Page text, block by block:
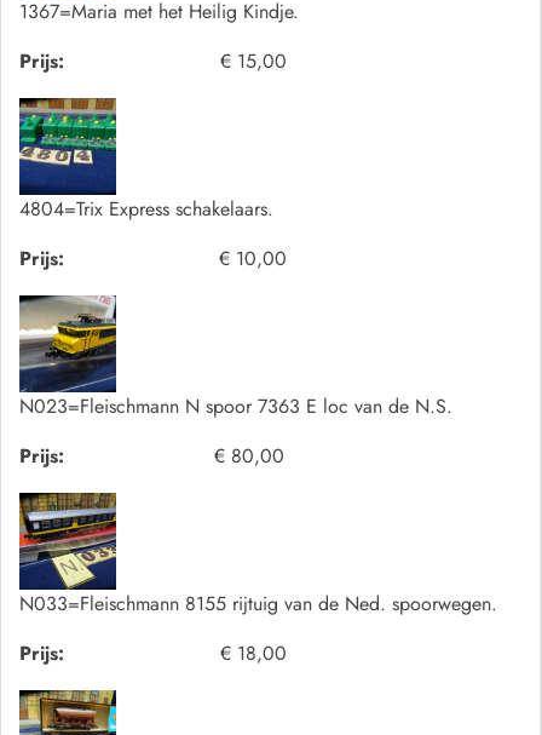
1367=Maria met het Heilig Kindje.
Prijs:
€ 15,00
4804=Trix Express schakelaars.
Prijs:
€ 10,00
N023=Fleischmann N spoor 7363 E loc van de N.S.
Prijs:
€ 80,00
N033=Fleischmann 8155 rijtuig van de Ned. spoorwegen.
Prijs:
€ 18,00